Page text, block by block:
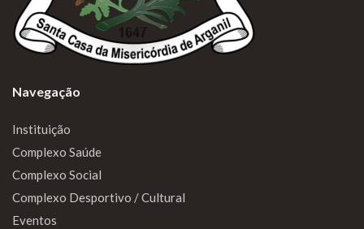
Navegação
Instituição
Complexo Saúde
Complexo Social
Complexo Desportivo / Cultural
Eventos